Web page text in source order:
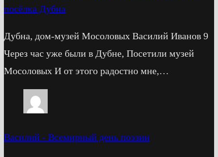
посёлка Дубна
Дубна, дом-музей Мосоловых Василий Иванов 9
Через час уже были в Дубне, Посетили музей
Мосоловых И от этого радостно мне,…
Василий - Всемирный день поэзии